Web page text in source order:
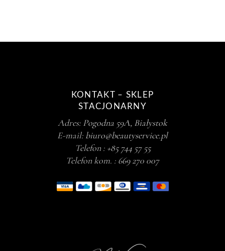
KONTAKT – SKLEP
STACJONARNY
Adres: Pogodna 59A, Białystok
E-mail: biuro@beautyservice.pl
Telefon : +85 744 57 55
Telefon kom. : 669 270 007